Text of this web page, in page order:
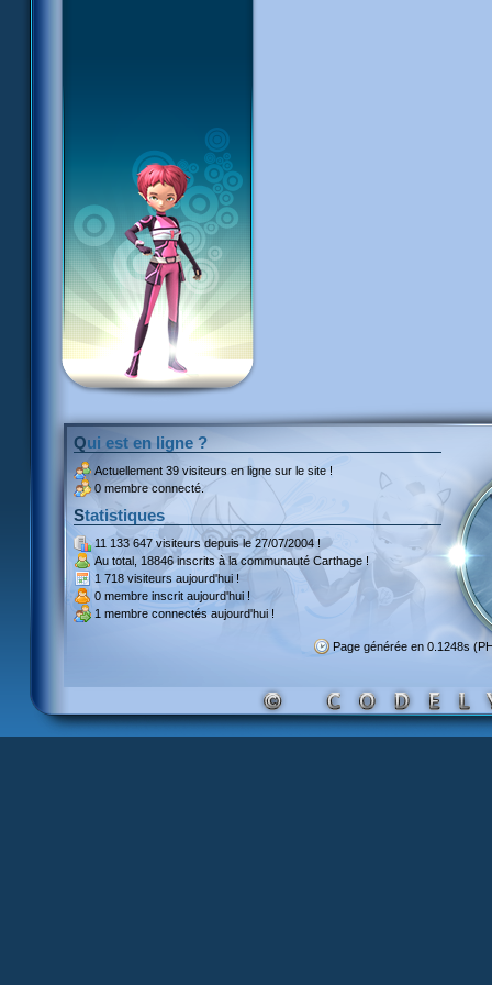
Qui est en ligne ?
Actuellement 39 visiteurs en ligne sur le site !
0 membre connecté.
Statistiques
11 133 647 visiteursdepuis le 27/07/2004 !
Au total, 18846 inscritsà la communauté Carthage !
1 718 visiteurs aujourd'hui !
0 membre inscrit aujourd'hui !
1 membre connectés aujourd'hui !
Page générée en 0.1248s